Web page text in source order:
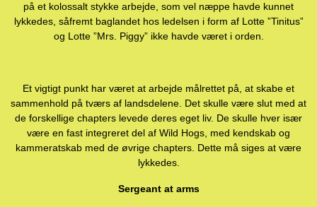
på et kolossalt stykke arbejde, som vel næppe havde kunnet
lykkedes, såfremt baglandet hos ledelsen i form af Lotte ”Tinitus”
og Lotte ”Mrs. Piggy” ikke havde været i orden.
Et vigtigt punkt har været at arbejde målrettet på, at skabe et
sammenhold på tværs af landsdelene. Det skulle være slut med at
de forskellige chapters levede deres eget liv. De skulle hver især
være en fast integreret del af Wild Hogs, med kendskab og
kammeratskab med de øvrige chapters. Dette må siges at være
lykkedes.
Sergeantat arms